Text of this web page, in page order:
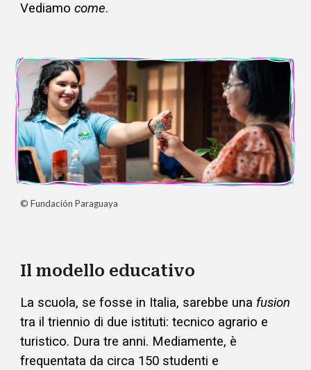
Vediamocome.
©Fundación Paraguaya
Il modello educativo
La scuola, se fosse in Italia, sarebbe una fusion
tra il triennio di due istituti: tecnico agrario e
turistico. Dura tre anni. Mediamente, è
frequentata da circa 150 studenti e